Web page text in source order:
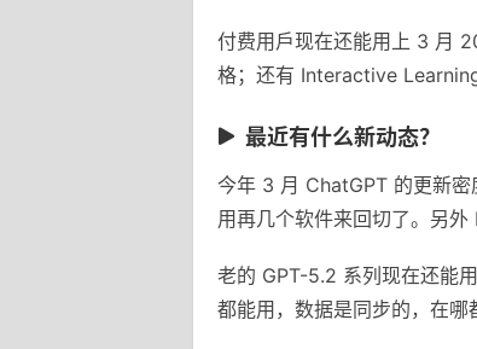
付费用戶现在还能用上 3 月
格；还有 Interactive
最近有什么新动态？
今年 3 月 ChatGPT 的更新
用再几个软件来回切了。另外
老的 GPT-5.2 系列现在还能
都能用，数据是同步的，在哪